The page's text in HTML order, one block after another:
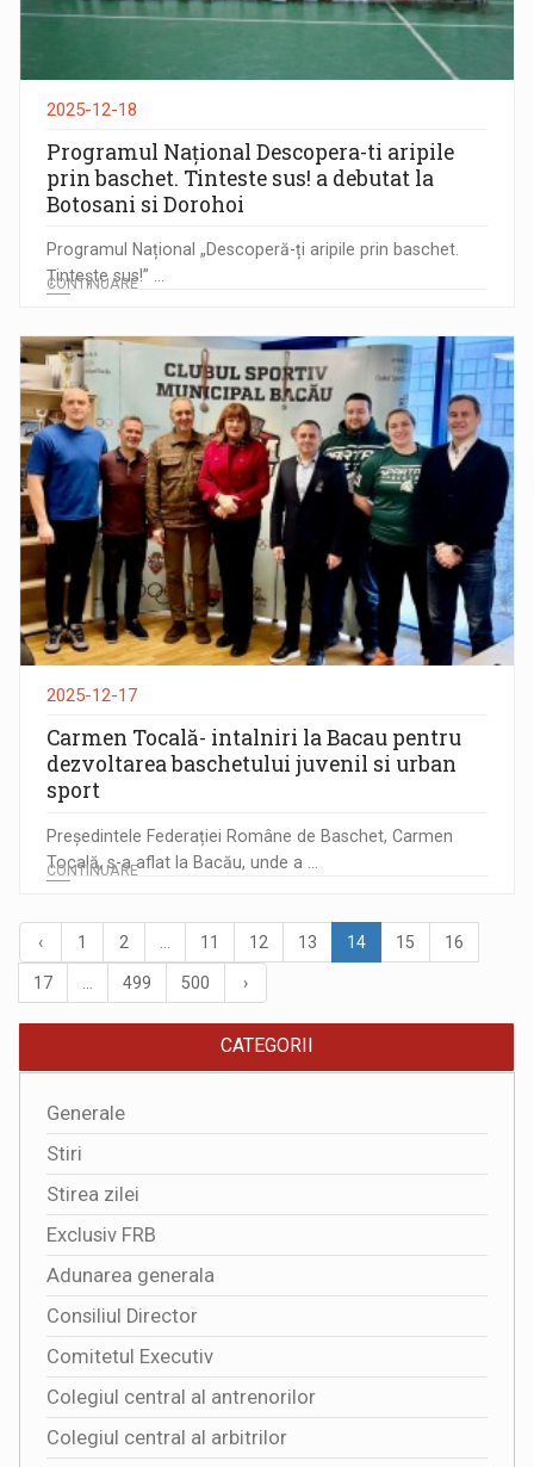
2025-12-18
Programul Național Descopera-ti aripile
prin baschet. Tinteste sus! a debutat la
Botosani si Dorohoi
Programul Național „Descoperă-ți aripile prin baschet.
Țintește sus!” ...
CONTINUARE
2025-12-17
Carmen Tocală- intalniri la Bacau pentru
dezvoltarea baschetului juvenil si urban
sport
Președintele Federației Române de Baschet, Carmen
Tocală, s-a aflat la Bacău, unde a ...
CONTINUARE
‹ 1 2 11 12 13 14 15 16
17 499 500 ›
CATEGORII
Generale
Stiri
Stirea zilei
Exclusiv FRB
Adunarea generala
Consiliul Director
Comitetul Executiv
Colegiul central al antrenorilor
Colegiul central al arbitrilor